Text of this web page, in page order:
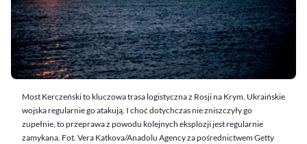
Most Kerczeński to kluczowa trasa logistyczna z Rosji na Krym. Ukraińskie
wojska regularnie go atakują. I choć dotychczas nie zniszczyły go
zupełnie, to przeprawa z powodu kolejnych eksplozji jest regularnie
zamykana. Fot. Vera Katkova/Anadolu Agency za pośrednictwem Getty